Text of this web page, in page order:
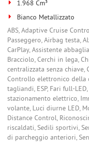
1.968 Cm³
Bianco Metallizzato
ABS, Adaptive Cruise
Passeggero, Airbag testa,
CarPlay, Assistente
Bracciolo, Cerchi in lega,
centralizzata senza chiave,
Controllo elettronico della
tagliandi, ESP, Fari full-
stazionamento elettrico,
volante, Luci diurne LED,
Distance Control,
riscaldati, Sedili sportivi,
di parcheggio anteriori,
Salva
le